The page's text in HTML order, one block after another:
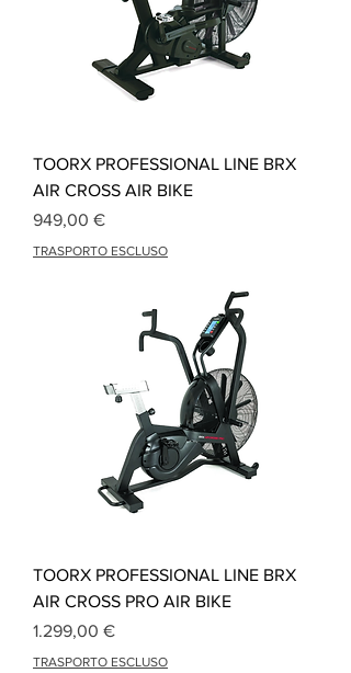
TOORX PROFESSIONAL LINE BRX
AIR CROSS AIR BIKE
Preis
949,00 €
TRASPORTO ESCLUSO
TOORX PROFESSIONAL LINE BRX
AIR CROSS PRO AIR BIKE
Preis
1.299,00 €
TRASPORTO ESCLUSO